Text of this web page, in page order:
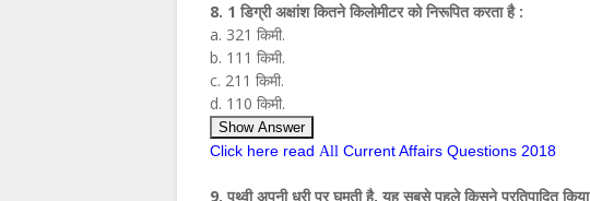
8. 1 डिग्री अक्षांश कितने किलोमीटर को निरूपित करता है :
a. 321 किमी.
b. 111 किमी.
c. 211 किमी.
d. 110 किमी.
Show Answer
Click here read All Current Affairs Questions 2018
9. पृथ्‍वी अपनी धूरी पर घूमती है, यह सबसे पहले किसने प्रतिपादित